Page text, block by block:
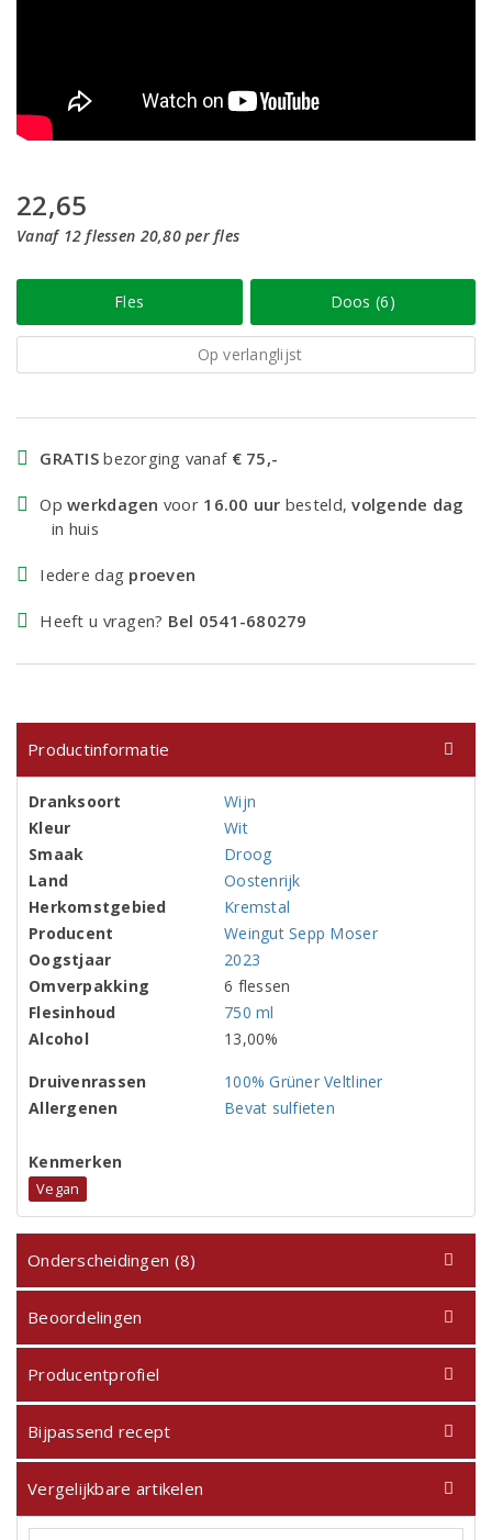
22,65
Vanaf 12 flessen 20,80 per fles
Fles Doos (6)
Op verlanglijst
GRATIS bezorging vanaf € 75,-
Opwerkdagen voor 16.00 uur besteld,volgende dag
in huis
Iedere dag proeven
Heeft u vragen? Bel 0541-680279
Productinformatie
Dranksoort
Wijn
Kleur
Wit
Smaak
Droog
Land
Oostenrijk
Herkomstgebied
Kremstal
Producent
Weingut Sepp Moser
Oogstjaar
2023
Omverpakking
6 flessen
Flesinhoud
750 ml
Alcohol
13,00%
Druivenrassen
100% Grüner Veltliner
Allergenen
Bevat sulfieten
Kenmerken
Vegan
Onderscheidingen (8)
Beoordelingen
Producentprofiel
Bijpassend recept
Vergelijkbare artikelen